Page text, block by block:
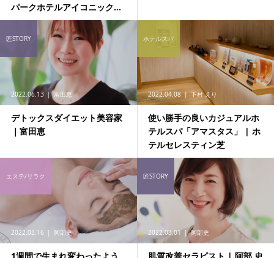
パークホテルアイコニック...
2022.06.13 富田恵
デトックスダイエット美容家
｜富田恵
匠STORY
2022.04.08 下村 えり
使い勝手の良いカジュアルホ
テルスパ「アマスタス」 | ホ
テルセレスティン芝
ホテルスパ
2022.03.16 阿部史
エステ/リラク
2022.03.01 阿部史
匠STORY